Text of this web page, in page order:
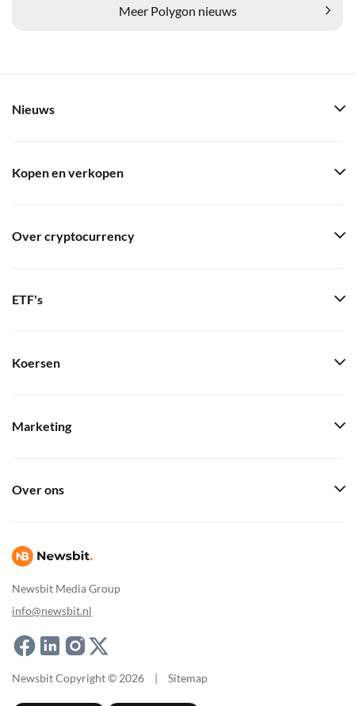
Meer Polygon nieuws
Newsbit Media Group
info@newsbit.nl
Nieuws
Kopen en verkopen
Over cryptocurrency
ETF's
Koersen
Marketing
Over ons
Newsbit Copyright © 2026 | Sitemap